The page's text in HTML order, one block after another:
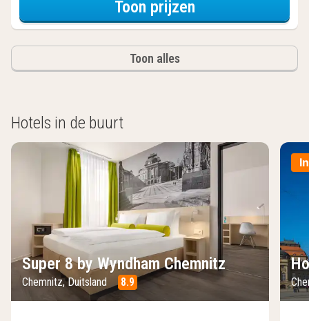
Toon prijzenvoor
Toon alles
Hotels in de buurt
Super 8 by Wyndham Chemnitz
Chemnitz, Duitsland 8.9